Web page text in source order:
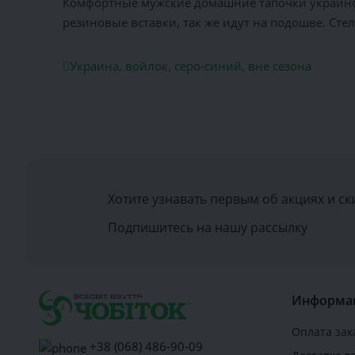
резиновые вставки, так же идут на подошве.
Украина, войлок, серо-синий, вне сезона
Хотите узнавать первым об акциях и
Подпишитесь на нашу рассылку
+38 (068) 486-90-09
Оплата